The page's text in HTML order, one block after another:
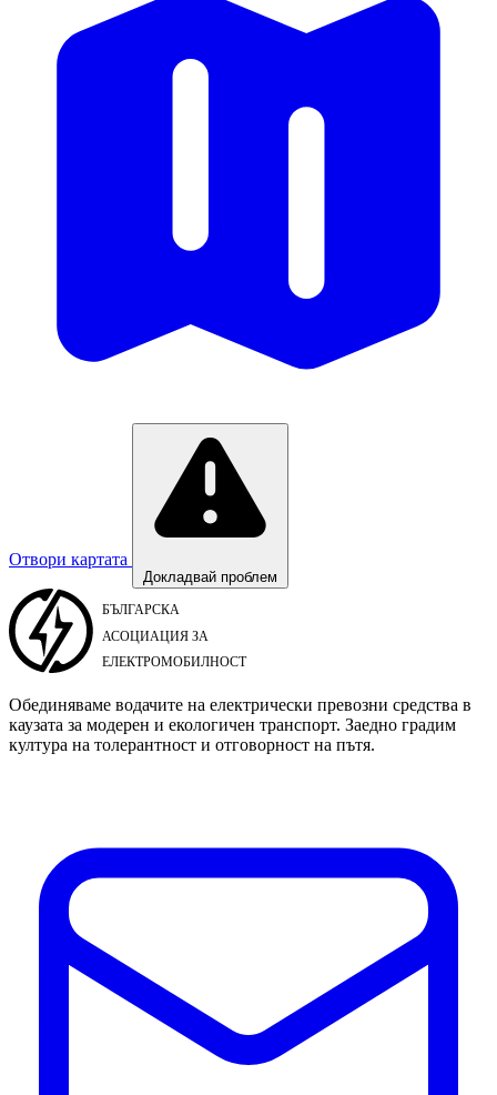
Отвори картата
Докладвай проблем
Обединяваме водачите на електрически превозни средства в
каузата за модерен и екологичен транспорт. Заедно градим
култура на толерантност и отговорност на пътя.